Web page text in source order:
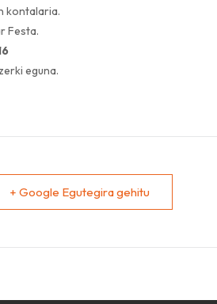
kontalaria.
Festa.
eguna.
+ Google Egutegira gehitu